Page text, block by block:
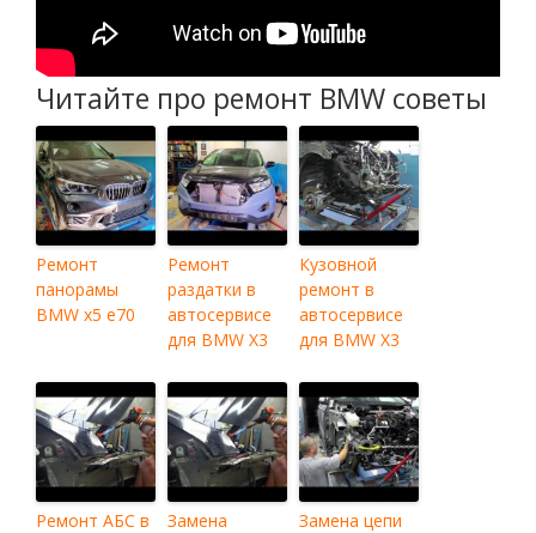
Читайте про ремонт BMW советы
Ремонт
панорамы
BMW x5 e70
Ремонт
раздатки в
автосервисе
для BMW X3
Кузовной
ремонт в
автосервисе
для BMW X3
Ремонт АБС в
Замена
Замена цепи